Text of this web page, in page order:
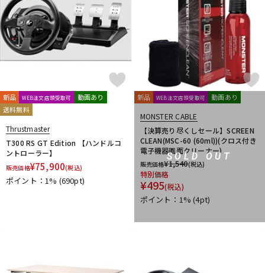
新品 WEB注文店頭受取可
動画あり
送料無料
Thrustmaster
T300 RS GT Edition 【ハンドルコ
ントローラー】
販売価格¥75,900(税込)
ポイント：1% (690pt)
SOLD OUT
新品 WEB注文店頭受取可 動画あり
MONSTER CABLE
【決算売り尽くしセール】SCREEN
CLEAN(MSC-60 (60ml))(クロス付き
電子機器画面クリーナー)
販売価格¥1,540(税込)
特別価格
¥495(税込)
ポイント：1%(4pt)